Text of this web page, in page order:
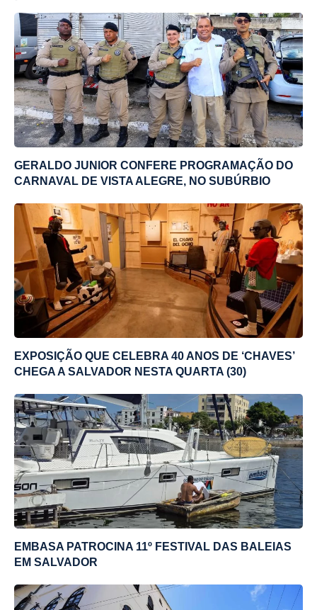
GERALDO JUNIOR CONFERE PROGRAMAÇÃO DO
CARNAVAL DE VISTA ALEGRE, NO SUBÚRBIO
EXPOSIÇÃO QUE CELEBRA 40 ANOS DE ‘CHAVES’
CHEGA A SALVADOR NESTA QUARTA (30)
EMBASA PATROCINA 11º FESTIVAL DAS BALEIAS
EM SALVADOR